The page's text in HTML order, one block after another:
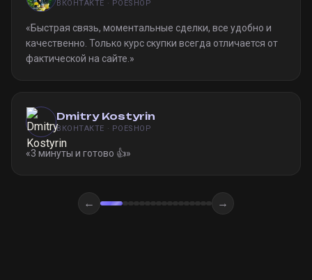
ВКОНТАКТЕ · POESHOP
«Быстрая связь, моментальные сделки, все удобно и
качественно. Только курс скупки всегда отличается от
фактической на сайте. »
Dmitry Kostyrin
ВКОНТАКТЕ · POESHOP
«3 минуты и готово 👍»
← →